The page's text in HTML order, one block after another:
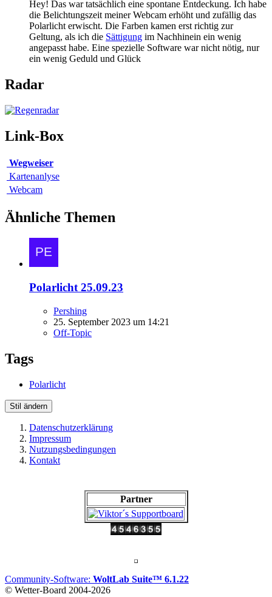
Hey! Das war tatsächlich eine spontane Entdeckung. Ich habe
die Belichtungszeit meiner Webcam erhöht und zufällig das
Polarlicht erwischt. Die Farben kamen erst richtig zur
Geltung, als ich die Sättigung im Nachhinein ein wenig
angepasst habe. Eine spezielle Software war nicht nötig, nur
ein wenig Geduld und Glück
Radar
Link-Box
Wegweiser
Kartenanlyse
Webcam
Ähnliche Themen
Polarlicht 25.09.23
Pershing
25. September 2023 um 14:21
Off-Topic
Tags
Polarlicht
Stil ändern
Datenschutzerklärung
Impressum
Nutzungsbedingungen
Kontakt
Partner
Community-Software: WoltLab Suite™ 6.1.22
© Wetter-Board 2004-2026